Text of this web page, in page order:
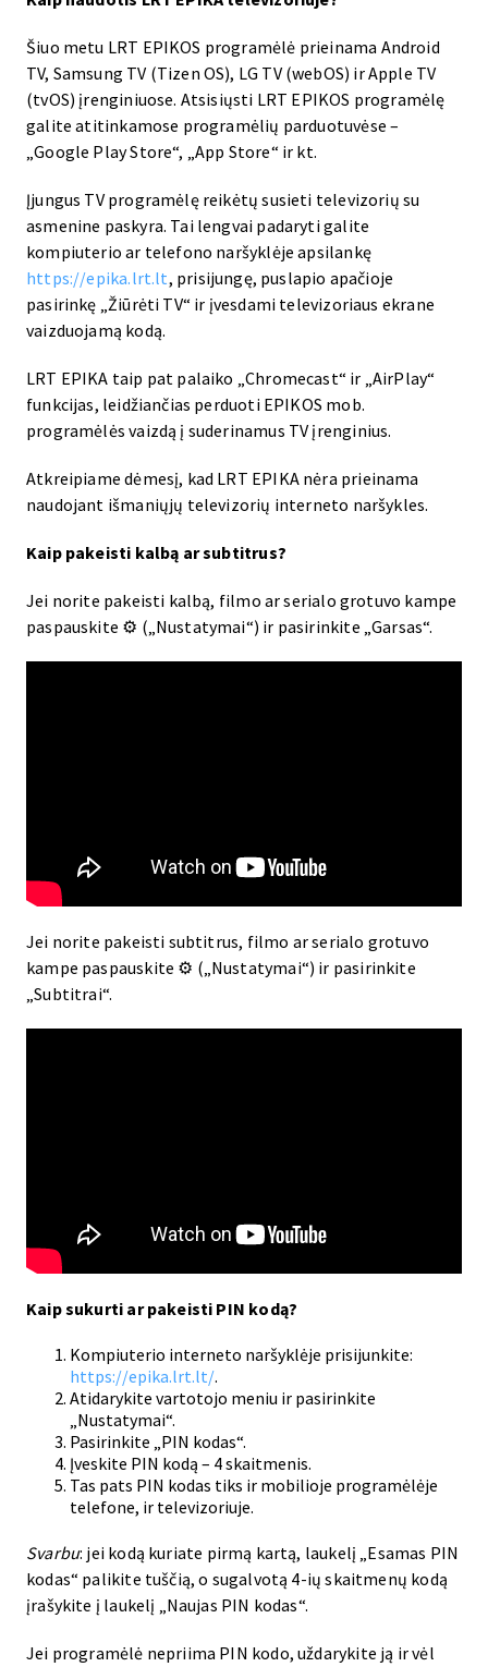
Šiuo metu LRT EPIKOS programėlė prieinama Android
TV, Samsung TV (Tizen OS), LG TV (webOS) ir Apple TV
(tvOS) įrenginiuose. Atsisiųsti LRT EPIKOS programėlę
galite atitinkamose programėlių parduotuvėse –
„Google Play Store“, „App Store“ ir kt.
Įjungus TV programėlę reikėtų susieti televizorių su
asmenine paskyra. Tai lengvai padaryti galite
kompiuterio ar telefono naršyklėje apsilankę
https://epika.lrt.lt, prisijungę, puslapio apačioje
pasirinkę „Žiūrėti TV“ ir įvesdami televizoriaus ekrane
vaizduojamą kodą.
LRT EPIKA taip pat palaiko „Chromecast“ ir „AirPlay“
funkcijas, leidžiančias perduoti EPIKOS mob.
programėlės vaizdą į suderinamus TV įrenginius.
Atkreipiame dėmesį, kad LRT EPIKA nėra prieinama
naudojant išmaniųjų televizorių interneto naršykles.
Kaip pakeisti kalbą ar subtitrus?
Jei norite pakeisti kalbą, filmo ar serialo grotuvo kampe
paspauskite ⚙ („Nustatymai“) ir pasirinkite „Garsas“.
Jei norite pakeisti subtitrus, filmo ar serialo grotuvo
kampe paspauskite ⚙ („Nustatymai“) ir pasirinkite
„Subtitrai“.
Kaip sukurti ar pakeisti PIN kodą?
Kompiuterio interneto naršyklėje prisijunkite:
https://epika.lrt.lt/.
Atidarykite vartotojo meniu ir pasirinkite
„Nustatymai“.
Pasirinkite „PIN kodas“.
Įveskite PIN kodą – 4 skaitmenis.
Tas pats PIN kodas tiks ir mobilioje programėlėje
telefone, ir televizoriuje.
Svarbu: jei kodą kuriate pirmą kartą, laukelį „Esamas PIN
kodas“ palikite tuščią, o sugalvotą 4-ių skaitmenų kodą
įrašykite į laukelį „Naujas PIN kodas“.
Jei programėlė nepriima PIN kodo, uždarykite ją ir vėl